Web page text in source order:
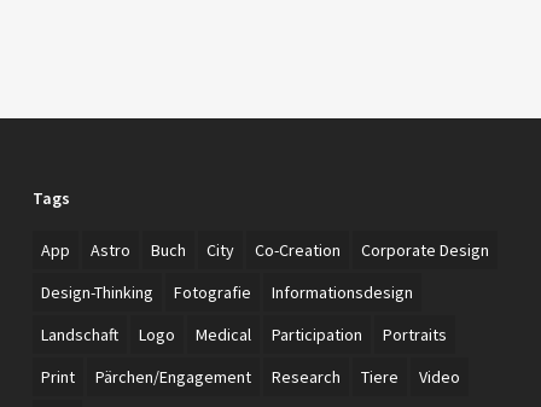
Tags
App Astro Buch City Co-Creation
Corporate Design
Design-Thinking
Fotografie
Informationsdesign
Landschaft
Logo Medical Participation
Portraits
Print
Pärchen/Engagement Research Tiere
Video